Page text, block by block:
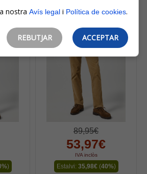
)
89,95€
53,97€
IVA inclòs
Estalvi: 35,98€(40%)
nostra Avís legali Política de cookies.
REBUTJAR ACCEPTAR